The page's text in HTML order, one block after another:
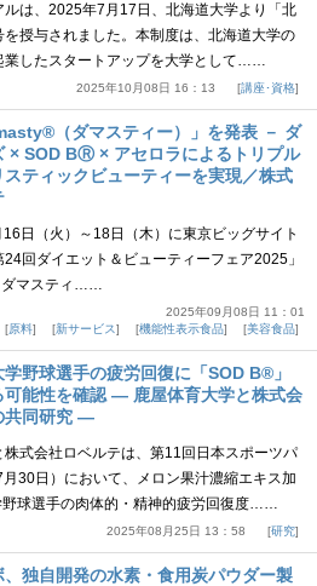
ルは、2025年7月17日、北海道大学より「北
授与されました。本制度は、北海道大学の
業したスタートアップを大学として……
2025年10月08日 16：13 講座･資格
（ダマスティー）」を発表 － ダ
× SOD BⓇ × アセロラによるトリプル
ティックビューティーを実現／株式
日（火）～18日（木）に東京ビッグサイト
回ダイエット＆ビューティーフェア2025」
ダマスティ……
2025年09月08日 11：01
原料 新サービス 機能性表示食品 美容食品
学野球選手の疲労回復に「SOD B®」
可能性を確認 ― 鹿屋体育大学と株式会
共同研究 ―
株式会社ロベルテは、第11回日本スポーツパ
30日）において、メロン果汁濃縮エキス加
球選手の肉体的・精神的疲労回復度……
2025年08月25日 13：58 研究
、独自開発の水素・食用炭パウダー製